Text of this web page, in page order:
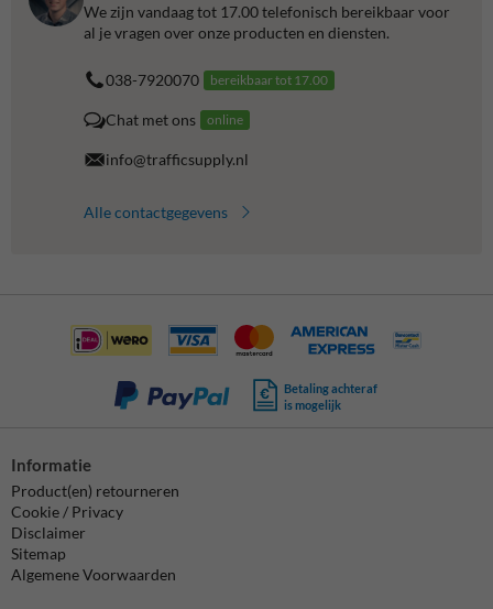
We zijn vandaag tot 17.00 telefonisch bereikbaar voor
al je vragen over onze producten en diensten.
038-7920070 bereikbaar tot 17.00
Chat met ons online
info@trafficsupply.nl
Alle contactgegevens
Betaling achteraf
is mogelijk
Informatie
Product(en) retourneren
Cookie / Privacy
Disclaimer
Sitemap
Algemene Voorwaarden